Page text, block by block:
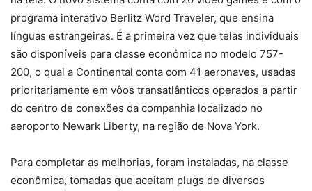
programa interativo Berlitz Word Traveler, que ensina
línguas estrangeiras. É a primeira vez que telas individuais
são disponíveis para classe econômica no modelo 757-
200, o qual a Continental conta com 41 aeronaves, usadas
prioritariamente em vôos transatlânticos operados a partir
do centro de conexões da companhia localizado no
aeroporto Newark Liberty, na região de Nova York.
Para completar as melhorias, foram instaladas, na classe
econômica, tomadas que aceitam plugs de diversos